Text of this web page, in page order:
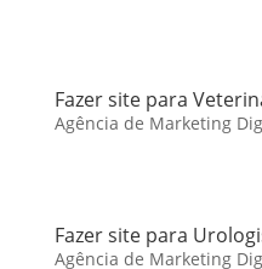
Fazer site para
Agência de Marketing
Fazer site para
Agência de Marketing